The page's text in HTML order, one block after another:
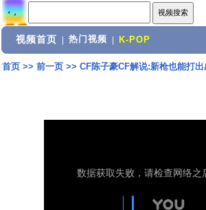
视频首页 热门视频 K-POP
首页>> 前一页>> CF陈子豪CF解说:新枪也能打出